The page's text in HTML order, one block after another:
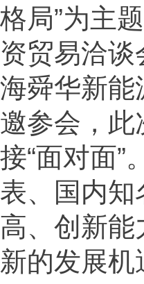
格局”为主
资贸易洽谈
海舜华新能
邀参会，
接“面对面
表、国内
高、创新
新的发展